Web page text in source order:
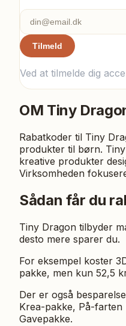
Tilmeld
Ved at tilmelde dig
OM Tiny
Rabatkoder til Tiny
produkter til børn.
kreative produkter
Virksomheden
Sådan får du
Tiny Dragon tilbyder
desto mere sparer du.
For eksempel koster
pakke, men kun 52,5
Der er også
Krea-pakke, På-
Gavepakke.